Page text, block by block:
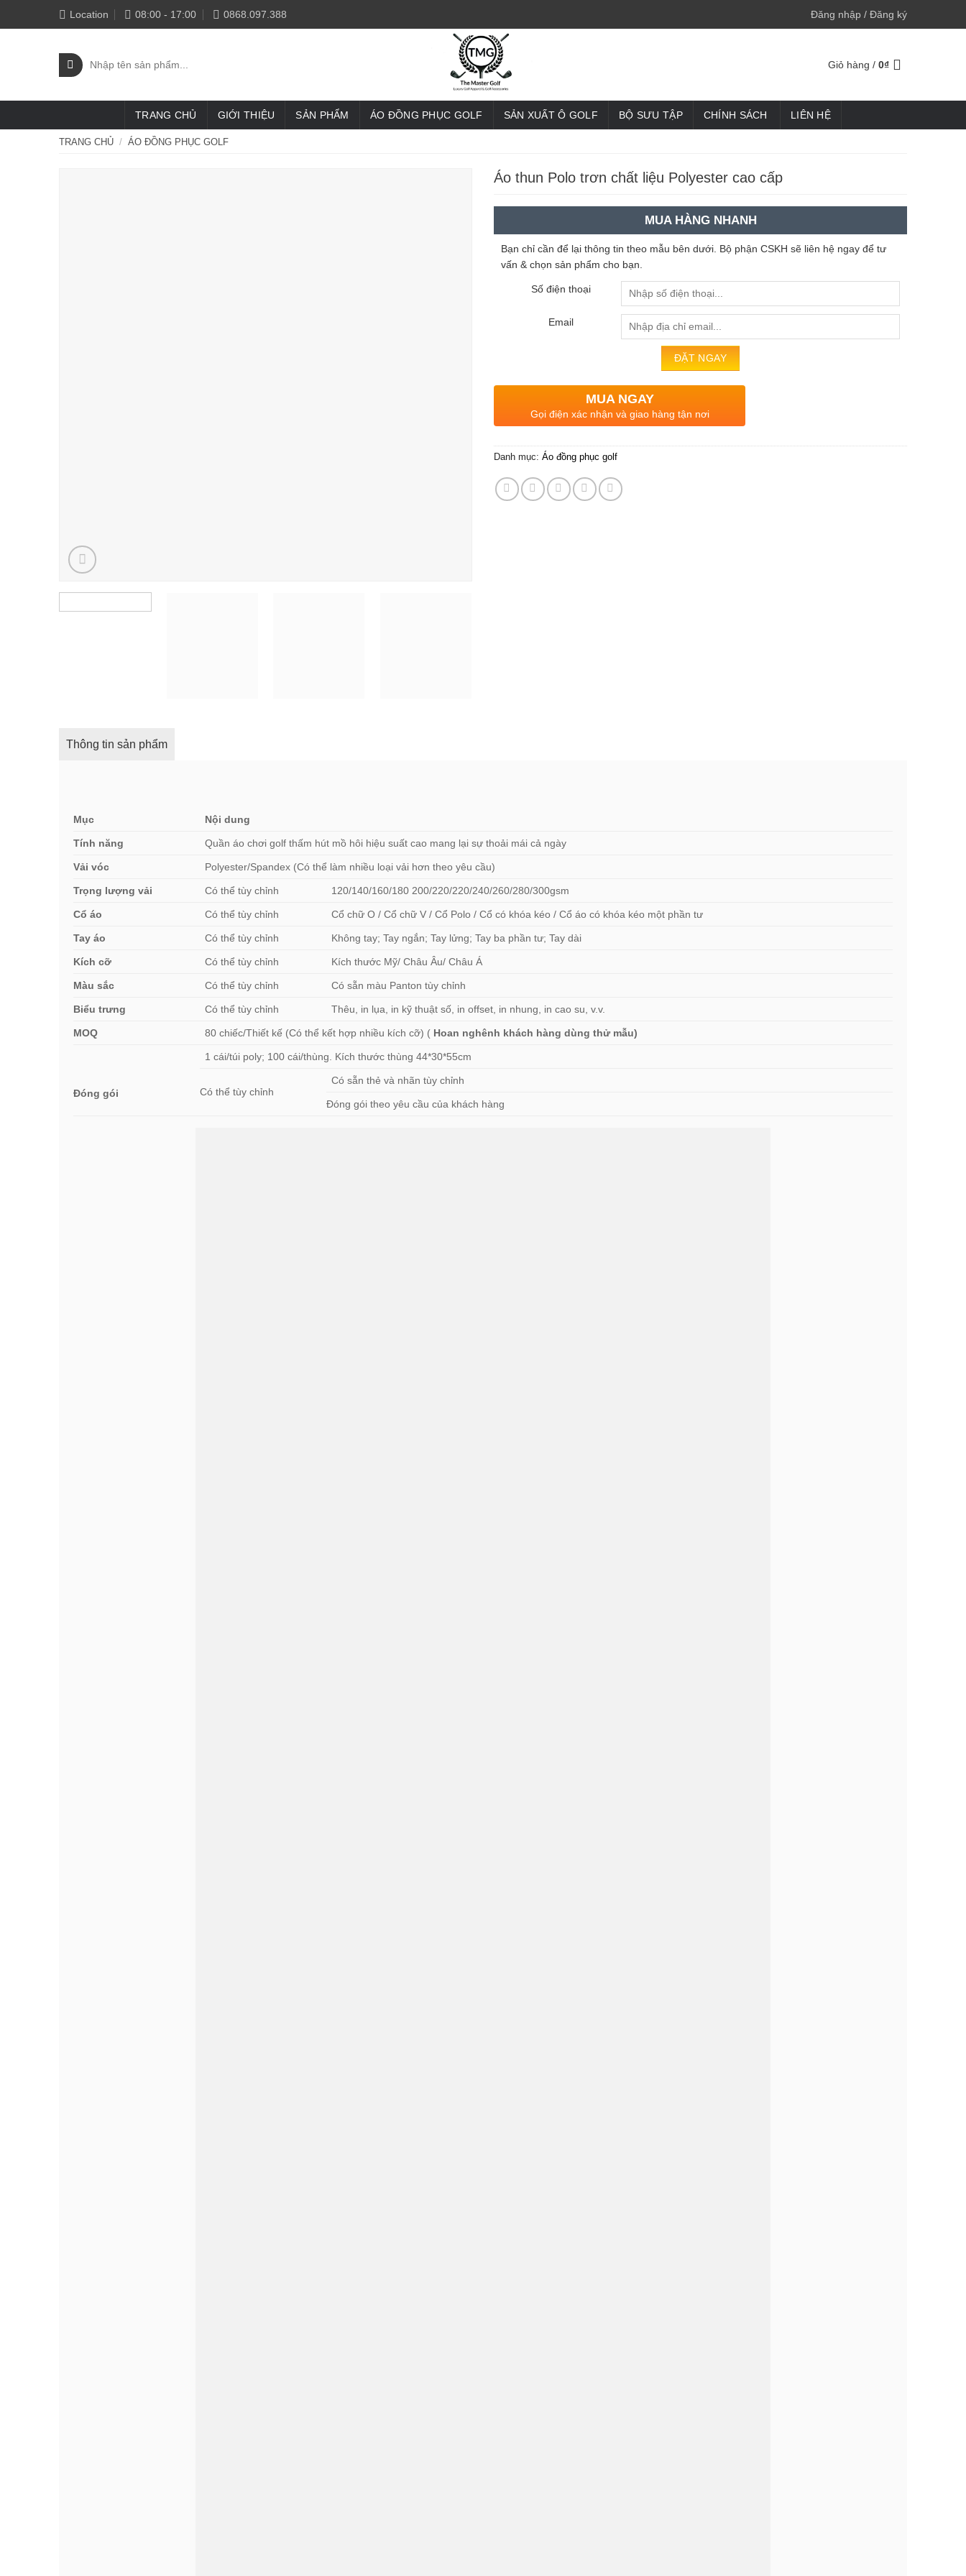
to
Location 08:00 - 17:00 0868.097.388 Đăng nhập / Đăng ký
Tìm
kiếm:
Giỏ hàng / 0₫
TRANG CHỦ GIỚI THIỆU SẢN PHẨM ÁO ĐỒNG PHỤC GOLF SẢN XUẤT Ô GOLF BỘ SƯU TẬP CHÍNH SÁCH LIÊN HỆ
TRANG CHỦ / ÁO ĐỒNG PHỤC GOLF
Áo thun Polo trơn chất liệu Polyester cao cấp
MUA HÀNG NHANH
Bạn chỉ cần để lại thông tin theo mẫu bên dưới. Bộ phận CSKH sẽ liên hệ ngay để tư
vấn & chọn sản phẩm cho bạn.
Số điện thoại
Email
MUA NGAY
Gọi điện xác nhận và giao hàng tận nơi
Danh mục: Áo đồng phục golf
Thông tin sản phẩm
Mục Nội dung
Tính năng Quần áo chơi golf thấm hút mồ hôi hiệu suất cao mang lại sự thoải mái cả ngày
Vải vóc Polyester/Spandex (Có thể làm nhiều loại vải hơn theo yêu cầu)
Trọng lượng vải Có thể tùy chỉnh 120/140/160/180 200/220/220/240/260/280/300gsm
Cổ áo Có thể tùy chỉnh Cổ chữ O / Cổ chữ V / Cổ Polo / Cổ có khóa kéo / Cổ áo có khóa kéo một phần tư
Tay áo Có thể tùy chỉnh Không tay; Tay ngắn; Tay lửng; Tay ba phần tư; Tay dài
Kích cỡ Có thể tùy chỉnh Kích thước Mỹ/ Châu Âu/ Châu Á
Màu sắc Có thể tùy chỉnh Có sẵn màu Panton tùy chỉnh
Biểu trưng Có thể tùy chỉnh Thêu, in lụa, in kỹ thuật số, in offset, in nhung, in cao su, v.v.
MOQ 80 chiếc/Thiết kế (Có thể kết hợp nhiều kích cỡ) ( Hoan nghênh khách hàng dùng thử mẫu)
Đóng gói
1 cái/túi poly; 100 cái/thùng. Kích thước thùng 44*30*55cm
Có thể tùy chỉnh
Có sẵn thẻ và nhãn tùy chỉnh
Đóng gói theo yêu cầu của khách hàng